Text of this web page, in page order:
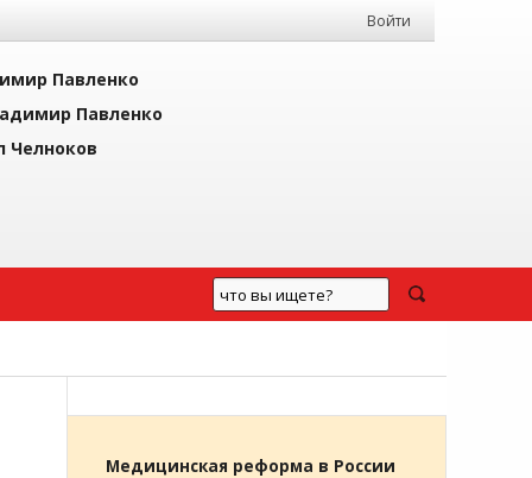
Войти
Павленко
Павленко
Челноков
Медицинская реформа в России